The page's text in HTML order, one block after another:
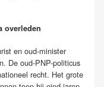
overleden
en oud-minister
De oud-PNP-politicus
recht. Het grote